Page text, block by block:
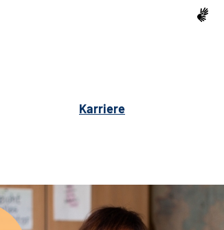
Karriere